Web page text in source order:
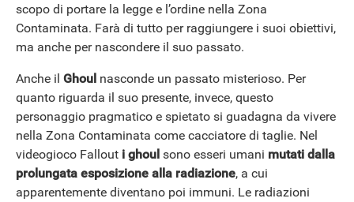
ANDROID
scopo di portare la legge e l’ordine nella Zona
Contaminata. Farà di tutto per raggiungere i suoi obiettivi,
ma anche per nascondere il suo passato.
Anche il Ghoul nasconde un passato misterioso. Per
quanto riguarda il suo presente, invece, questo
personaggio pragmatico e spietato si guadagna da vivere
nella Zona Contaminata come cacciatore di taglie. Nel
videogioco Fallout i ghoul sono esseri umani mutati dalla
prolungata esposizione alla radiazione, a cui
apparentemente diventano poi immuni. Le radiazioni